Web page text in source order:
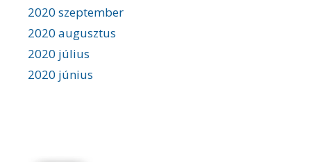
2020 szeptember
2020 augusztus
2020 július
2020 június